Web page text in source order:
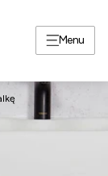
Menu